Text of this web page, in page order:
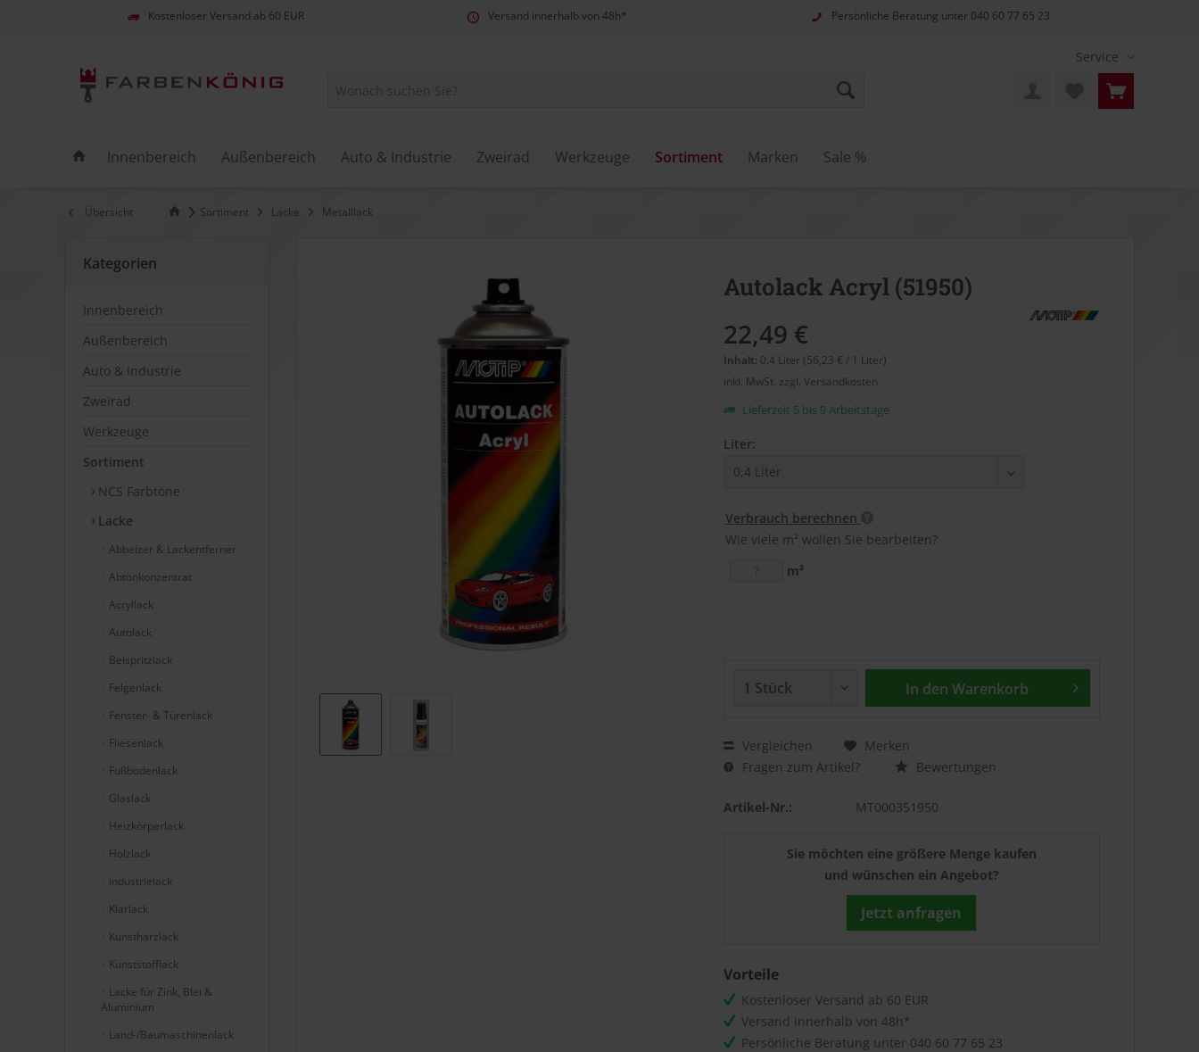
Kostenloser Versand ab 60 EUR Versand innerhalb von 48h* Persönliche Beratung unter 040 60 77 65 23
Service
Innenbereich Außenbereich Auto & Industrie Zweirad Werkzeuge Sortiment Marken Sale %
Übersicht Sortiment Lacke Metalllack
Kategorien
Innenbereich
Außenbereich
Auto & Industrie
Zweirad
Werkzeuge
Sortiment
NCS Farbtöne
Lacke
Abbeizer & Lackentferner
Abtönkonzentrat
Acryllack
Autolack
Beispritzlack
Felgenlack
Fenster- & Türenlack
Fliesenlack
Fußbodenlack
Glaslack
Heizkörperlack
Holzlack
Industrielack
Klarlack
Kunstharzlack
Kunststofflack
Lacke für Zink, Blei &
Aluminium
Land-/Baumaschinenlack
Autolack Acryl (51950)
22,49 €
Inhalt: 0.4 Liter (56,23 € / 1 Liter)
inkl. MwSt. zzgl. Versandkosten
Lieferzeit 5 bis 9 Arbeitstage
Liter:
Verbrauch berechnen
Wie viele m² wollen Sie bearbeiten?
m²
In den Warenkorb
Vergleichen
Merken
Fragen zum Artikel?
Bewertungen
Artikel-Nr.: MT000351950
Sie möchten eine größere Menge kaufen
und wünschen ein Angebot?
Jetzt anfragen
Vorteile
Kostenloser Versand ab 60 EUR
Versand innerhalb von 48h*
Persönliche Beratung unter 040 60 77 65 23